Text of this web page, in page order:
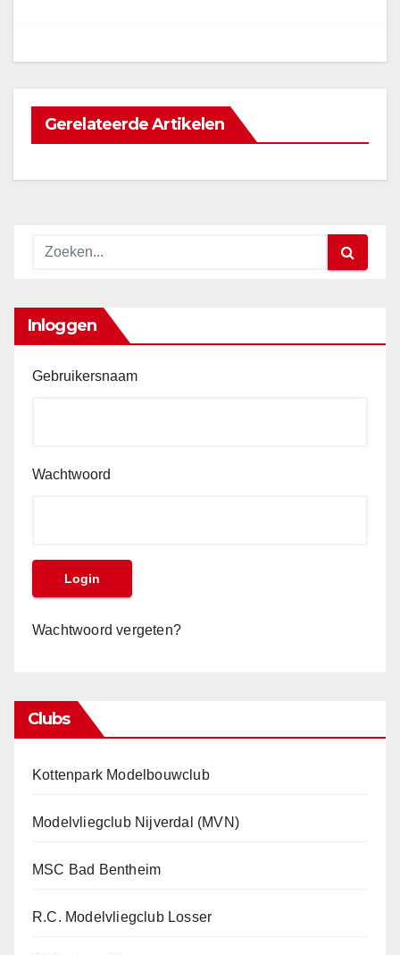
Gerelateerde Artikelen
Inloggen
Gebruikersnaam
Wachtwoord
Wachtwoord vergeten?
Clubs
Kottenpark Modelbouwclub
Modelvliegclub Nijverdal (MVN)
MSC Bad Bentheim
R.C. Modelvliegclub Losser